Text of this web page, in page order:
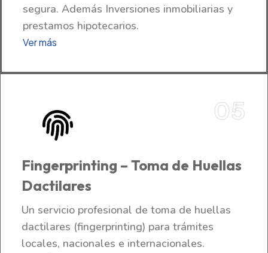
segura. Además Inversiones inmobiliarias y
prestamos hipotecarios.
Ver más
05
Fingerprinting – Toma de Huellas
Dactilares
Un servicio profesional de toma de huellas
dactilares (fingerprinting) para trámites
locales, nacionales e internacionales.